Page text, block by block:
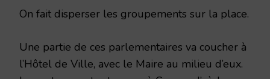
On fait disperser les groupements sur la place.
Une partie de ces parlementaires va coucher à
l’Hôtel de Ville, avec le Maire au milieu d’eux.